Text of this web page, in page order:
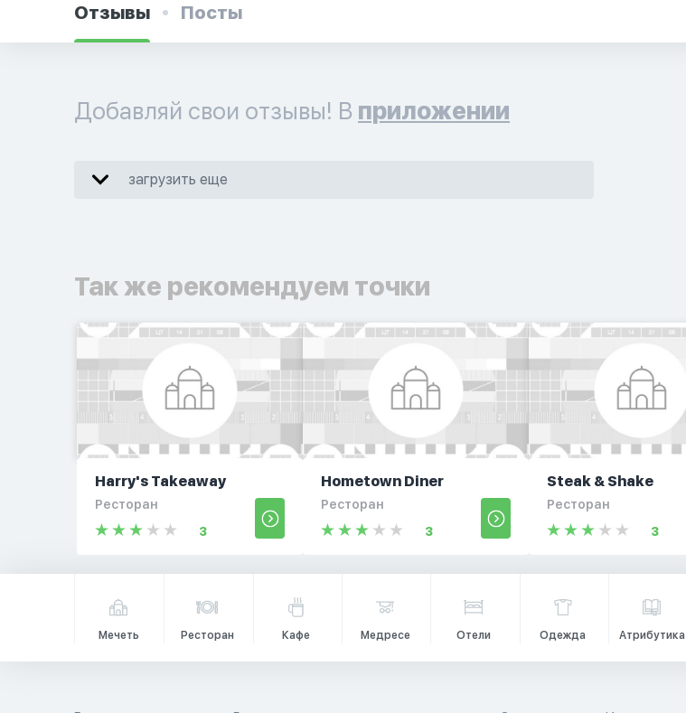
Отзывы Посты
Добавляй свои отзывы! В приложении
загрузить еще
Так же рекомендуем точки
Harry's Takeaway
Ресторан
3
Hometown Diner
Ресторан
3
Steak & Shake
Ресторан
3
Мечеть Ресторан Кафе Медресе Отели Одежда Атрибутика